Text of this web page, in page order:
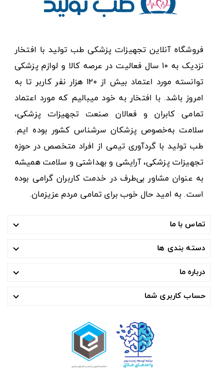
فروشگاه آنلاین تجهیزات پزشکی طب تولید با افتخار
نزدیک به ۱۰ سال فعالیت در عرصه کالا و لوازم پزشکی
توانسته مورد اعتماد بیش از ۱۲۰ هزار نفر کاربر تا به
امروز باشد. با افتخار به خود میبالیم که مورد اعتماد
تمامی کابران و فعالان صنعت تجهیزات پزشکی،
سلامت به‌خصوص پزشکان سرشناس کشور بوده ایم.
طب تولید با گردآوری تیمی از افراد متخصص در حوزه
تجهیزات پزشکی، آرایشی و بهداشتی و سلامت همیشه
به عنوان مشاور بی‌طرف در خدمت کاربران گرامی بوده
است. به امید حال خوب برای تمامی مردم عزیزمان.
تماس با ما 
دسته بندی ها 
درباره ما 
حساب کاربری شما 